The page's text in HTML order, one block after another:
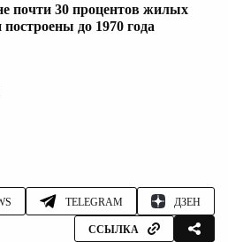
почти 30 процентов жилых
до 1970 года
TELEGRAM ДЗЕН
ССЫЛКА